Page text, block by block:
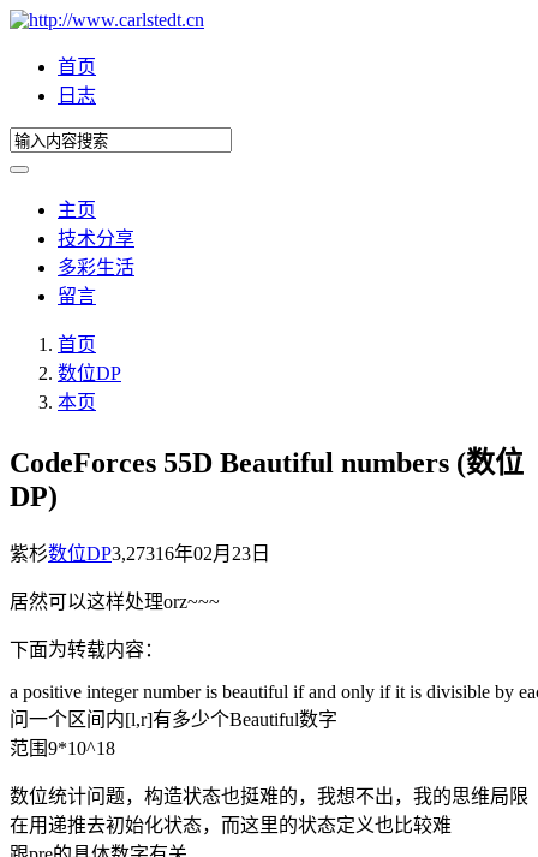
首页
日志
主页
技术分享
多彩生活
留言
首页
数位DP
本页
CodeForces 55D Beautiful numbers (数位
DP)
紫杉数位DP3,27316年02月23日
居然可以这样处理orz~~~
下面为转载内容：
a positive integer number is beautiful if and only if it is divisible by
问一个区间内[l,r]有多少个Beautiful数字
范围9*10^18
数位统计问题，构造状态也挺难的，我想不出，我的思维局限
在用递推去初始化状态，而这里的状态定义也比较难